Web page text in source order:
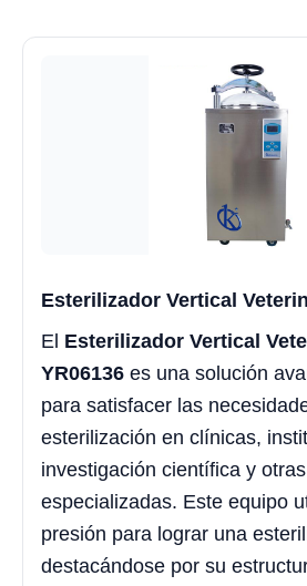
Esterilizador Vertical
El Esterilizador Vertical
YR06136 es una solución
para satisfacer las
esterilización en clínicas,
investigación científica y
especializadas. Este equipo
presión para lograr una
destacándose por su